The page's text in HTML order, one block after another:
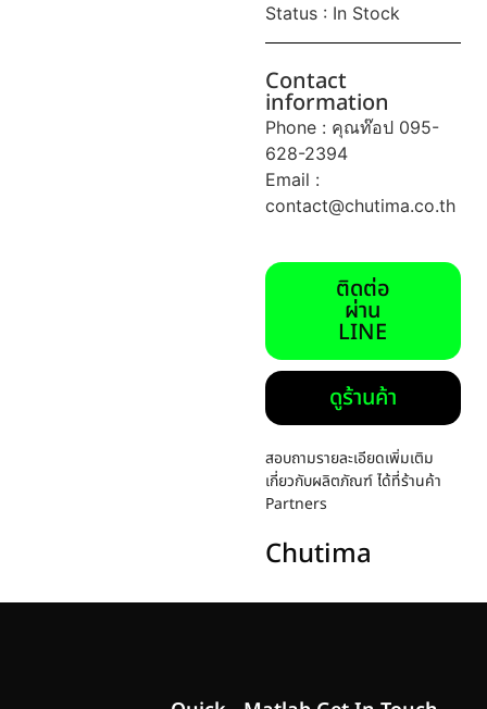
Status : In Stock
Contact
information
Phone : คุณท๊อป 095-
628-2394
Email :
contact@chutima.co.th
ติดต่อ
ผ่าน
LINE
ดูร้านค้า
สอบถามรายละเอียดเพิ่มเติม
เกี่ยวกับผลิตภัณฑ์ ได้ที่ร้านค้า
Partners
Chutima